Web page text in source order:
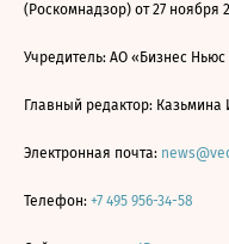
(Роскомнадзор) от 27 ноября
Учредитель: АО «Бизнес
Главный редактор: Казьмина
Электронная почта:
Телефон: +7 495 956-34-58